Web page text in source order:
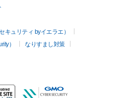
キュリティ byイエラエ）
）
なりすまし対策